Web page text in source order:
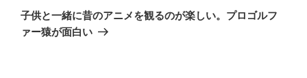
ー
シ
の
投
子供と一緒に昔のアニメを観るのが楽しい。プロゴルフ
ァー猿が面白い